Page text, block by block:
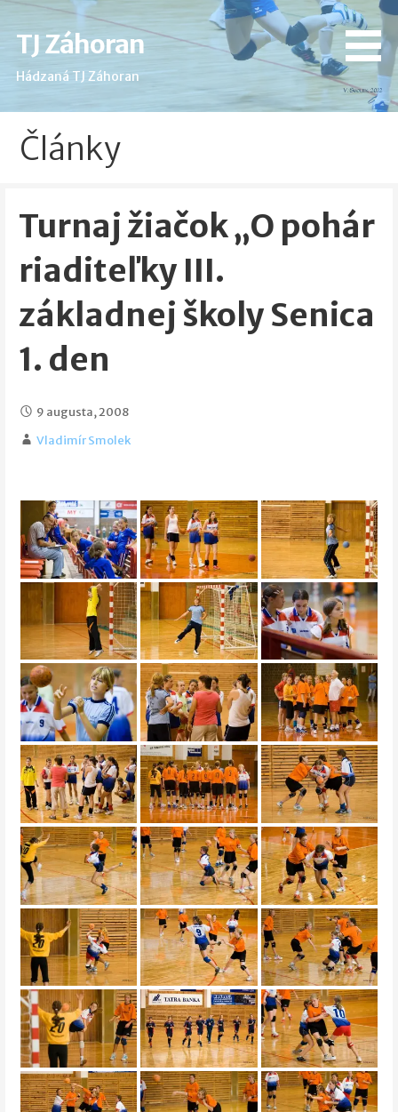
Skip
content
TJ Záhoran
Hádzaná TJ Záhoran
Články
Turnaj žiačok „O pohár
riaditeľky III.
základnej školy Senica
1. den
9 augusta, 2008
Vladimír Smolek